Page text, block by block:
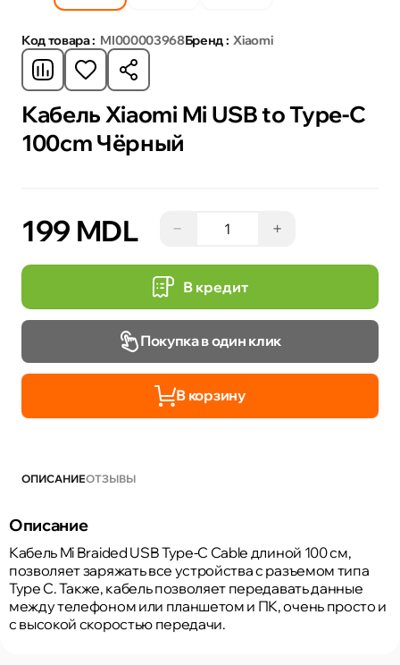
Код товара : MI000003968Бренд : Xiaomi
Кабель Xiaomi Mi USB to Type-С
100cm Чёрный
199 MDL − +
В кредит
Покупка в один клик
В корзину
ОПИСАНИЕОТЗЫВЫ
Описание
Кабель Mi Braided USB Type-C Cable длиной 100 см,
позволяет заряжать все устройства с разъемом типа
Type C. Также, кабель позволяет передавать данные
между телефоном или планшетом и ПК, очень просто и
с высокой скоростью передачи.